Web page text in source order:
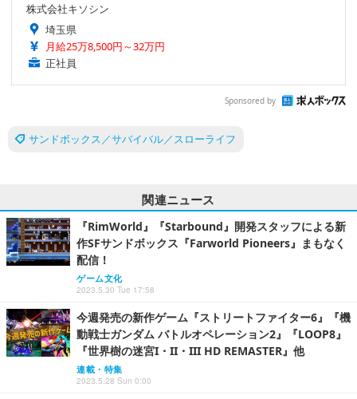
株式会社キソシン
埼玉県
月給25万8,500円～32万円
正社員
Sponsored by
サンドボックス／サバイバル／スローライフ
関連ニュース
『RimWorld』『Starbound』開発スタッフによる新
作SFサンドボックス『Farworld Pioneers』まもなく
配信！
ゲーム文化
2023.5.30 Tue 17:58
今週発売の新作ゲーム『ストリートファイター6』『機
動戦士ガンダム バトルオペレーション2』『LOOP8』
『世界樹の迷宮I・II・III HD REMASTER』他
連載・特集
2023.5.28 Sun 0:00